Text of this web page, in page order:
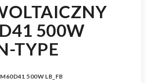
500W
TYPE
500W LB_FB